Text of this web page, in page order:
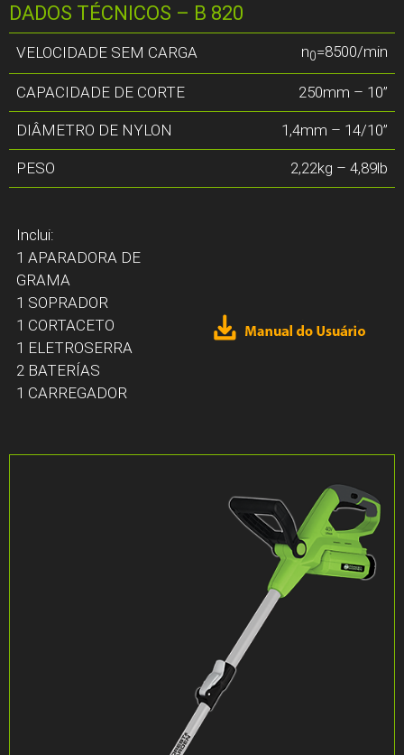
DADOS TÉCNICOS – B 820
VELOCIDADE SEM CARGA n0=8500/min
CAPACIDADE DE CORTE 250mm – 10”
DIÂMETRO DE NYLON 1,4mm – 14/10”
PESO 2,22kg – 4,89lb
Inclui:
1 APARADORA DE
GRAMA
1 SOPRADOR
1 CORTACETO
1 ELETROSERRA
2 BATERÍAS
1 CARREGADOR